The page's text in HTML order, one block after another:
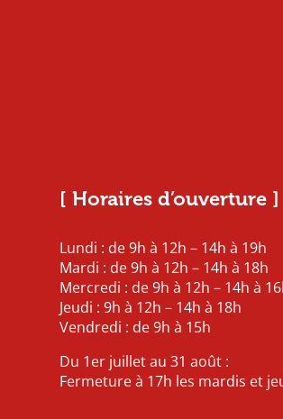
[ Horaires d’ouverture ]
Lundi : de 9h à 12h – 14h à 19h
Mardi : de 9h à 12h – 14h à 18h
Mercredi : de 9h à 12h – 14h à
Jeudi : 9h à 12h – 14h à 18h
Vendredi : de 9h à 15h
Du 1er juillet au 31 août :
Fermeture à 17h les mardis et